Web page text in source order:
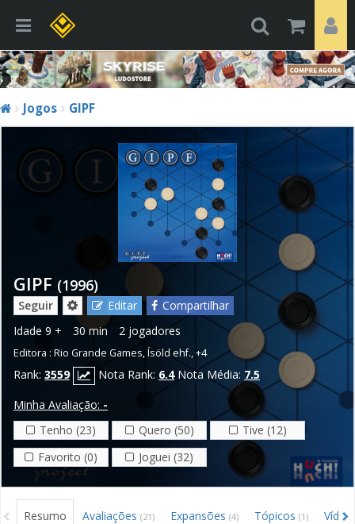
Jogos GIPF
GIPF (1996)
Seguir Editar
Compartilhar
Idade 9 + 30 min 2 jogadores
Editora : Rio Grande Games,Ísöld ehf.,+4
Rank: 3559 Nota Rank: 6.4 Nota Média: 7.5
Minha Avaliação: -
Tenho (23)
Quero (50)
Tive (12)
Favorito (0)
Joguei (32)
Resumo Avaliações (21) Expansões (4) Tópicos (1)